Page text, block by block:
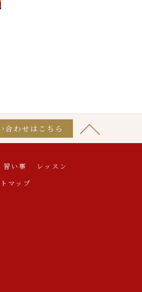
合わせはこちら
習い事
レッスン
マップ